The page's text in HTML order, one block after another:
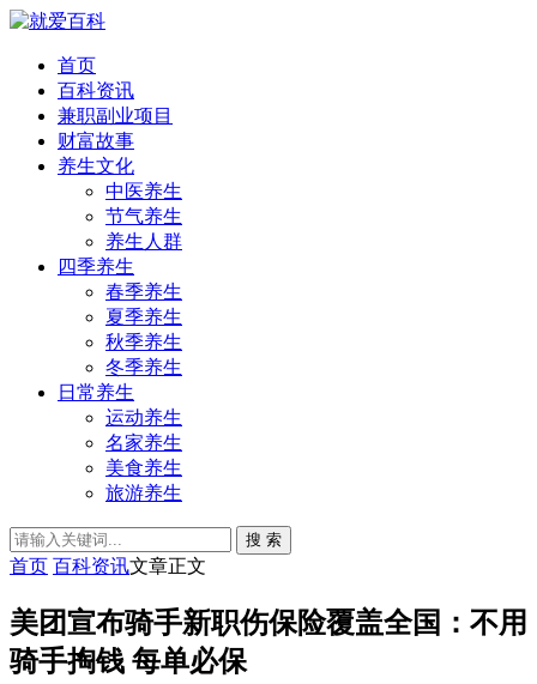
首页
百科资讯
兼职副业项目
财富故事
养生文化
中医养生
节气养生
养生人群
四季养生
春季养生
夏季养生
秋季养生
冬季养生
日常养生
运动养生
名家养生
美食养生
旅游养生
搜 索
首页 百科资讯文章正文
美团宣布骑手新职伤保险覆盖全国：不用
骑手掏钱 每单必保